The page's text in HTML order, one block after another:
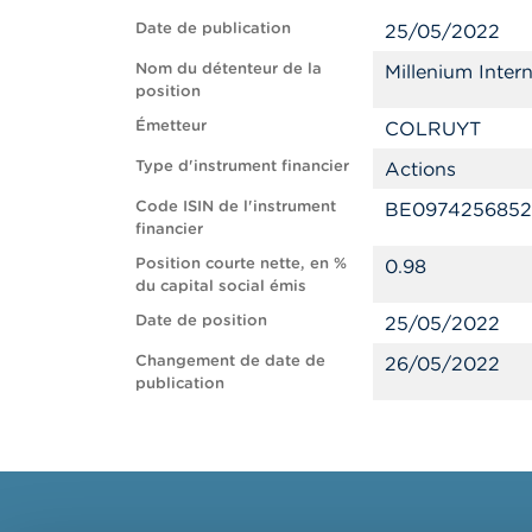
Date de publication 25/05/2022
Nom du détenteur de la
position
Millenium
Émetteur COLRUYT
Type d'instrument financier Actions
Code ISIN de l'instrument
financier
BE0974256852
Position courte nette, en %
du capital social émis
0.98
Date de position 25/05/2022
Changement de date de
publication
26/05/2022